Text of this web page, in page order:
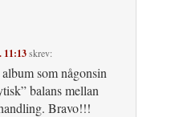
11:13skrev:
som någonsin
balans mellan
Bravo!!!